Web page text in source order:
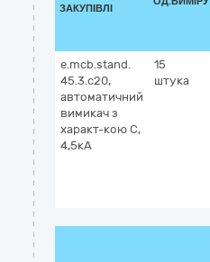
ЗАКУПІВЛІ
e.mcb.stand.
45.3.c20,
автоматичний
вимикач з
характ-кою С,
4,5кА
15
штука